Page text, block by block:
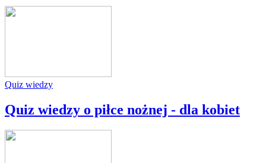
Quiz wiedzy
Quiz wiedzy o piłce nożnej - dla kobiet